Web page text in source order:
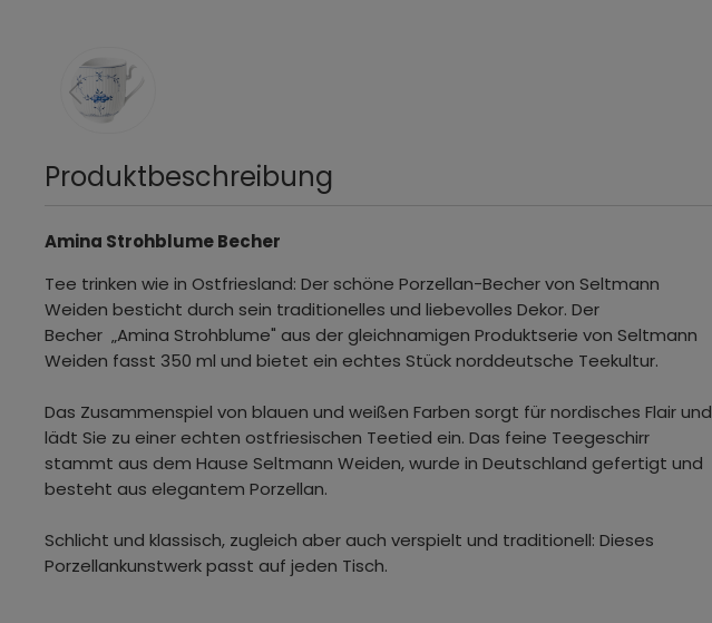
Produktbeschreibung
Amina Strohblume Becher
Tee trinken wie in Ostfriesland: Der schöne Porzellan-Becher von Seltmann
Weiden besticht durch sein traditionelles und liebevolles Dekor. Der
Becher „Amina Strohblume" aus der gleichnamigen Produktserie von Seltmann
Weiden fasst 350 ml und bietet ein echtes Stück norddeutsche Teekultur.
Das Zusammenspiel von blauen und weißen Farben sorgt für nordisches Flair und
lädt Sie zu einer echten ostfriesischen Teetied ein. Das feine Teegeschirr
stammt aus dem Hause Seltmann Weiden, wurde in Deutschland gefertigt und
besteht aus elegantem Porzellan.
Schlicht und klassisch, zugleich aber auch verspielt und traditionell: Dieses
Porzellankunstwerk passt auf jeden Tisch.